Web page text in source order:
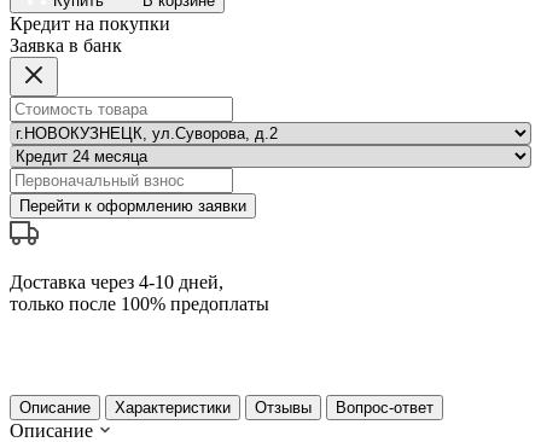
Кредит на покупки
Заявка в банк
Перейти к оформлению заявки
Доставка через 4-10 дней,
только после 100% предоплаты
Описание Характеристики Отзывы Вопрос-ответ
Описание